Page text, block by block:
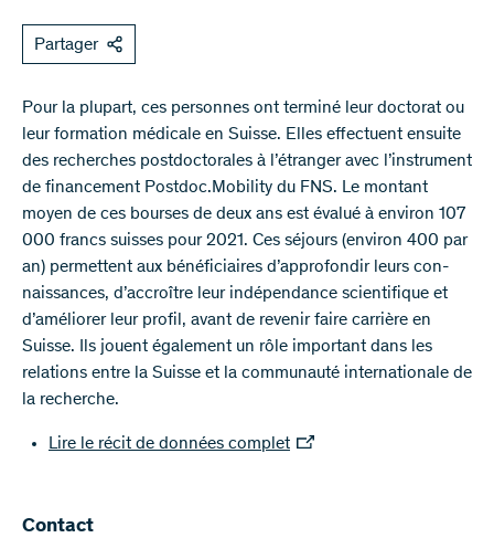
Partager
Pour la plupart, ces personnes ont terminé leur doctorat ou
leur formation médicale en Suisse. Elles effectuent ensuite
des recherches postdoctorales à l’étranger avec l’instrument
de financement Postdoc.Mobility du FNS. Le montant
moyen de ces bourses de deux ans est évalué à environ 107
000 francs suisses pour 2021. Ces séjours (environ 400 par
an) permettent aux bénéficiaires d’approfondir leurs con-
naissances, d’accroître leur indépendance scientifique et
d’améliorer leur profil, avant de revenir faire carrière en
Suisse. Ils jouent également un rôle important dans les
relations entre la Suisse et la communauté internationale de
la recherche.
Lire le récit de données complet
Contact